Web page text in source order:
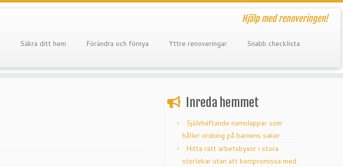
Hjälp med renoveringen!
Säkra ditt hem Förändra och förnya Yttre renoveringar
Snabb checklista
Inreda hemmet
Självhäftande namnlappar som
håller ordning på barnens saker
Hitta rätt arbetsbyxor i stora
storlekar utan att kompromissa med